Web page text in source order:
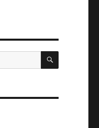
SUCHEN